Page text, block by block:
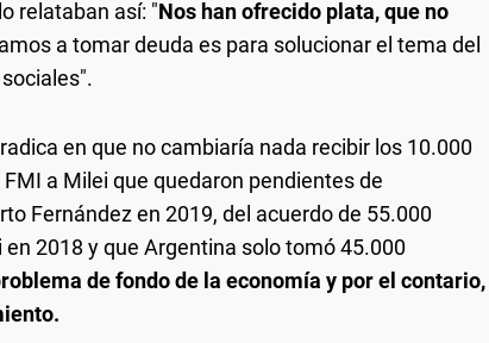
relataban así: "Nos han ofrecido plata, que no
a tomar deuda es para solucionar el tema del
en que no cambiaría nada recibir los 10.000
a Milei que quedaron pendientes de
Fernández en 2019, del acuerdo de 55.000
2018 y que Argentina solo tomó 45.000
de fondo de la economía y por el contario,